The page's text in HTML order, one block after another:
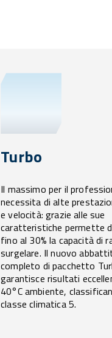
Turbo
Il massimo per il
necessita di alte
e velocità: grazie alle sue
caratteristiche permette
fino al 30% la capacità di
surgelare. Il nuovo
completo di pacchetto
garantisce risultati
40°C ambiente,
classe climatica 5.